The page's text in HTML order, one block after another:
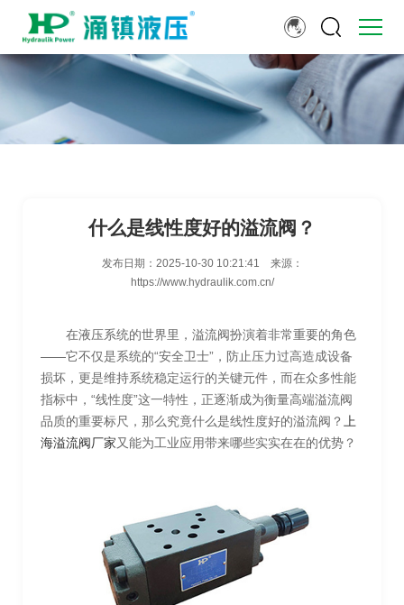
什么是线性度好的溢流阀？
发布日期： 2025-10-30 10:21:41
来源：
https://www.hydraulik.com.cn/
在液压系统的世界里，溢流阀扮演着非常重要的角色
——它不仅是系统的“安全卫士”，防止压力过高造成设备
损坏，更是维持系统稳定运行的关键元件，而在众多性能
指标中，“线性度”这一特性，正逐渐成为衡量高端溢流阀
品质的重要标尺，那么究竟什么是线性度好的溢流阀？
上
海溢流阀厂家又能为工业应用带来哪些实实在在的优势？